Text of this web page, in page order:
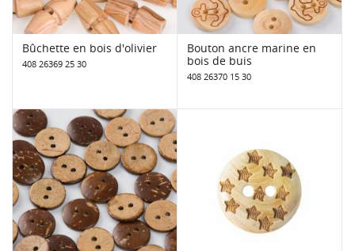
Bûchette en bois d'olivier
408 26369 25 30
Bouton ancre marine en
bois de buis
408 26370 15 30